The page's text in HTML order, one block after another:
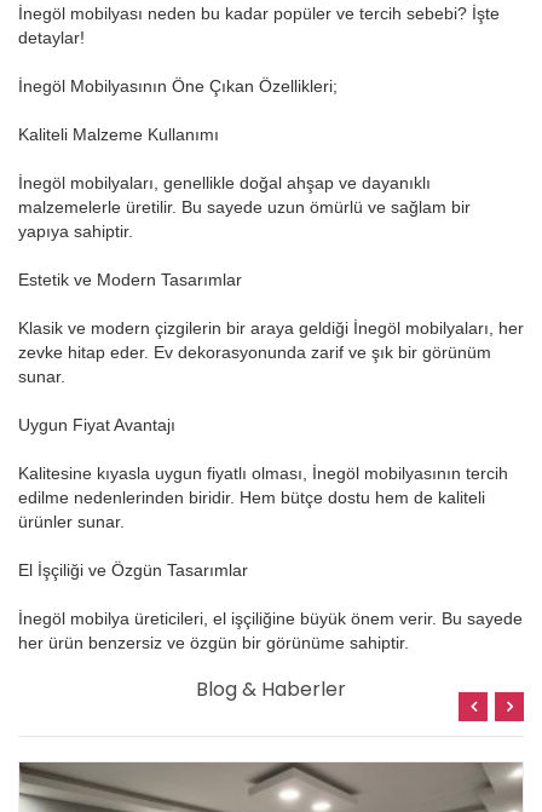
İnegöl mobilyası neden bu kadar popüler ve tercih sebebi? İşte
detaylar!
İnegöl Mobilyasının Öne Çıkan Özellikleri;
Kaliteli Malzeme Kullanımı
İnegöl mobilyaları, genellikle doğal ahşap ve dayanıklı
malzemelerle üretilir. Bu sayede uzun ömürlü ve sağlam bir
yapıya sahiptir.
Estetik ve Modern Tasarımlar
Klasik ve modern çizgilerin bir araya geldiği İnegöl mobilyaları, her
zevke hitap eder. Ev dekorasyonunda zarif ve şık bir görünüm
sunar.
Uygun Fiyat Avantajı
Kalitesine kıyasla uygun fiyatlı olması, İnegöl mobilyasının tercih
edilme nedenlerinden biridir. Hem bütçe dostu hem de kaliteli
ürünler sunar.
El İşçiliği ve Özgün Tasarımlar
İnegöl mobilya üreticileri, el işçiliğine büyük önem verir. Bu sayede
her ürün benzersiz ve özgün bir görünüme sahiptir.
Blog & Haberler